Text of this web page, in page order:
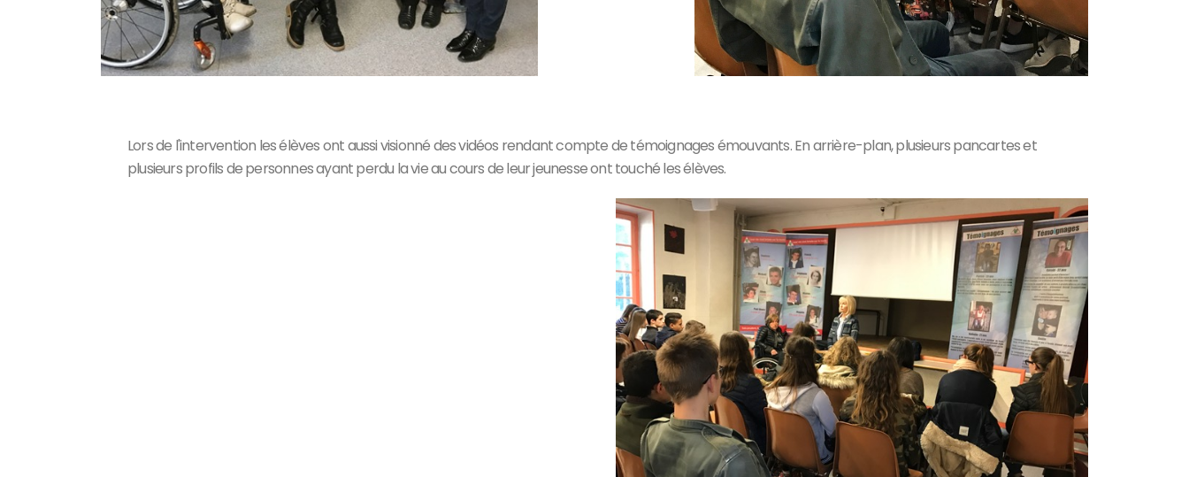
Lors de l'intervention les élèves ont aussi visionné des vidéos rendant compte de témoignages émouvants. En arrière-plan, plusieurs pancartes et
plusieurs profils de personnes ayant perdu la vie au cours de leur jeunesse ont touché les élèves.